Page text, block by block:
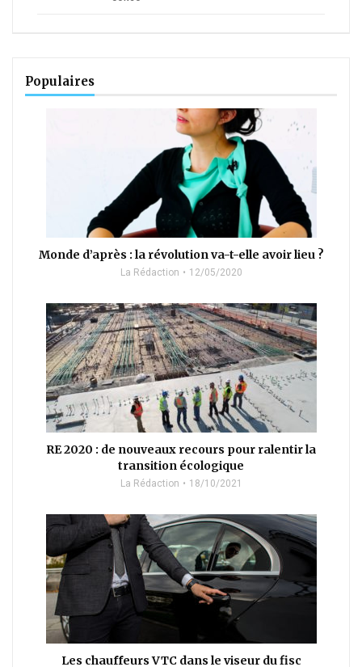
Populaires
Monde d’après : la révolution va-t-elle avoir lieu ?
La Rédaction 12/05/2020
RE 2020 : de nouveaux recours pour ralentir la
transition écologique
La Rédaction 18/10/2021
Les chauffeurs VTC dans le viseur du fisc